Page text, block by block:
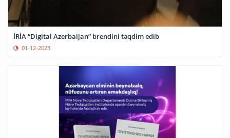
İRİA “Digital Azerbaijan” brendini təqdim edib
01-12-2023